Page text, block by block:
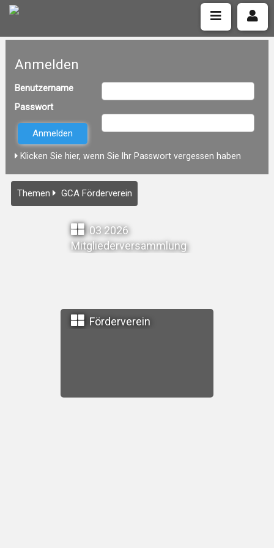
Anmelden
Benutzername
Passwort
Klicken Sie hier, wenn Sie Ihr Passwort vergessen haben
Themen GCA Förderverein
03 2026
Mitgliederversammlung
Förderverein